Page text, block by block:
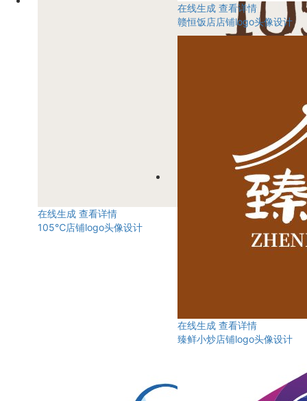
在线生成 查看详情
105℃店铺logo头像设计
在线生成 查看详情
赣恒饭店店铺logo头像设计
在线生成 查看详情
臻鲜小炒店铺logo头像设计